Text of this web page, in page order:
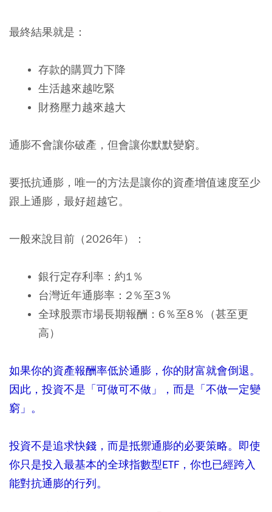
最終結果就是：
存款的購買力下降
生活越來越吃緊
財務壓力越來越大
通膨不會讓你破產，但會讓你默默變窮。
要抵抗通膨，唯一的方法是讓你的資產增值速度至少
跟上通膨，最好超越它。
一般來說目前（2026年）：
銀行定存利率：約1％
台灣近年通膨率：2％至3％
全球股票市場長期報酬：6％至8％（甚至更
高）
如果你的資產報酬率低於通膨，你的財富就會倒退。
因此，投資不是「可做可不做」，而是「不做一定變
窮」。
投資不是追求快錢，而是抵禦通膨的必要策略。即使
你只是投入最基本的全球指數型ETF ，你也已經跨入
能對抗通膨的行列。